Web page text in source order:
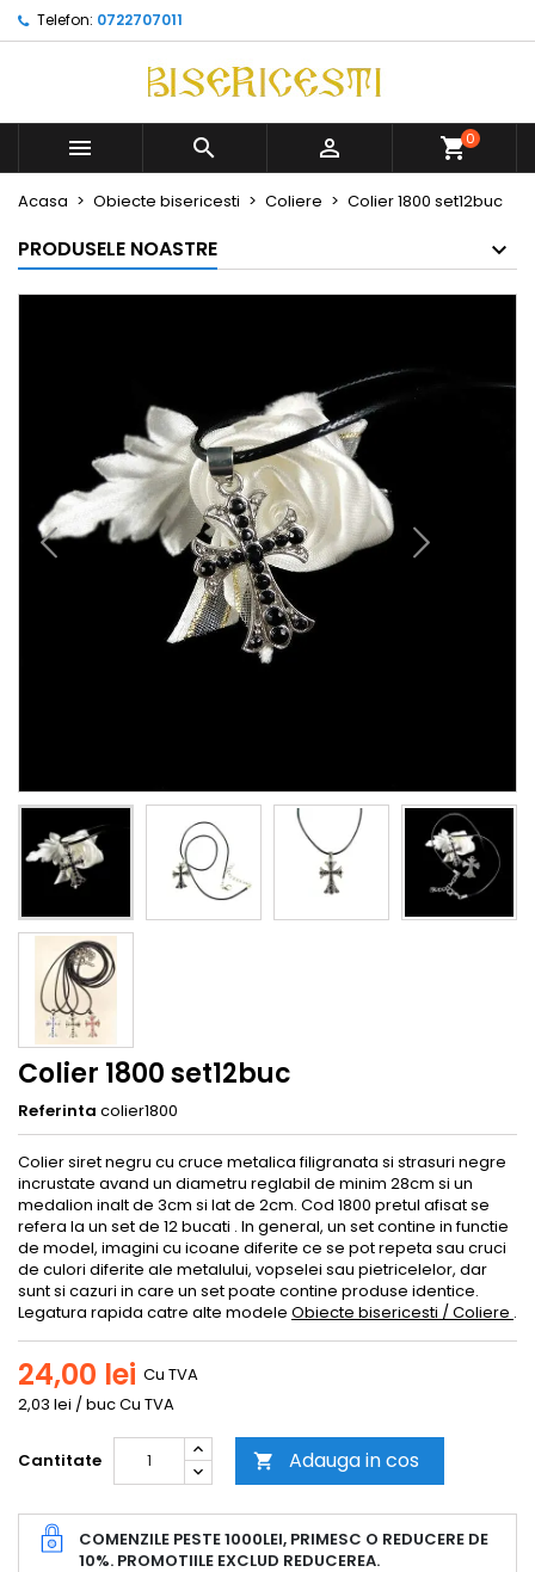
Telefon: 0722707011
   0
Acasa Obiecte bisericesti Coliere Colier 1800 set12buc
PRODUSELE NOASTRE
Colier 1800 set12buc
Referinta colier1800
Colier siret negru cu cruce metalica filigranata si strasuri negre
incrustate avand un diametru reglabil de minim 28cm si un
medalion inalt de 3cm si lat de 2cm. Cod 1800 pretul afisat se
refera la un set de 12 bucati . In general, un set contine in functie
de model, imagini cu icoane diferite ce se pot repeta sau cruci
de culori diferite ale metalului, vopselei sau pietricelelor, dar
sunt si cazuri in care un set poate contine produse identice.
Legatura rapida catre alte modele Obiecte bisericesti / Coliere .
24,00 lei Cu TVA
2,03 lei / buc Cu TVA
Cantitate  Adauga in cos
COMENZILE PESTE 1000LEI, PRIMESC O REDUCERE DE
10%. PROMOTIILE EXCLUD REDUCEREA.